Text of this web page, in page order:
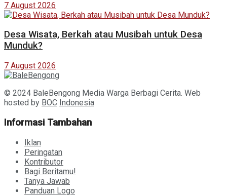
7 August 2026
Desa Wisata, Berkah atau Musibah untuk Desa
Munduk?
7 August 2026
© 2024 BaleBengong Media Warga Berbagi Cerita. Web
hosted by BOC Indonesia
Informasi Tambahan
Iklan
Peringatan
Kontributor
Bagi Beritamu!
Tanya Jawab
Panduan Logo